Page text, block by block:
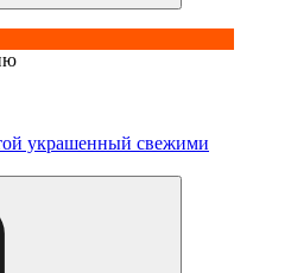
украшенный свежими